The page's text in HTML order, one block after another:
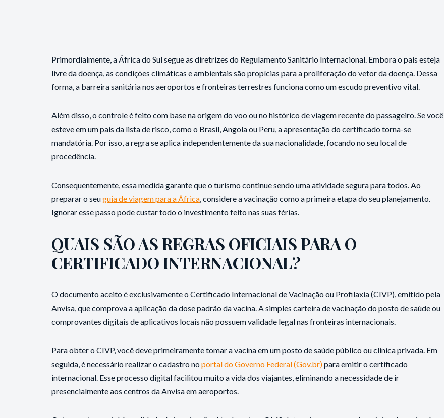
Primordialmente, a África do Sul segue as diretrizes do Regulamento Sanitário Internacional. Embora o país esteja
livre da doença, as condições climáticas e ambientais são propícias para a proliferação do vetor da doença. Dessa
forma, a barreira sanitária nos aeroportos e fronteiras terrestres funciona como um escudo preventivo vital.
Além disso, o controle é feito com base na origem do voo ou no histórico de viagem recente do passageiro. Se você
esteve em um país da lista de risco, como o Brasil, Angola ou Peru, a apresentação do certificado torna-se
mandatória. Por isso, a regra se aplica independentemente da sua nacionalidade, focando no seu local de
procedência.
Consequentemente, essa medida garante que o turismo continue sendo uma atividade segura para todos. Ao
preparar o seuguia de viagem para a África, considere a vacinação como a primeira etapa do seu planejamento.
Ignorar esse passo pode custar todo o investimento feito nas suas férias.
QUAIS SÃO AS REGRAS OFICIAIS PARA O
CERTIFICADO INTERNACIONAL?
O documento aceito é exclusivamente o Certificado Internacional de Vacinação ou Profilaxia (CIVP), emitido pela
Anvisa, que comprova a aplicação da dose padrão da vacina. A simples carteira de vacinação do posto de saúde ou
comprovantes digitais de aplicativos locais não possuem validade legal nas fronteiras internacionais.
Para obter o CIVP, você deve primeiramente tomar a vacina em um posto de saúde público ou clínica privada. Em
seguida, é necessário realizar o cadastro no portal do Governo Federal (Gov.br)para emitir o certificado
internacional. Esse processo digital facilitou muito a vida dos viajantes, eliminando a necessidade de ir
presencialmente aos centros da Anvisa em aeroportos.